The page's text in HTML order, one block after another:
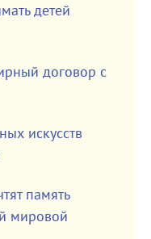
детей
договор с
искусств
память
мировой